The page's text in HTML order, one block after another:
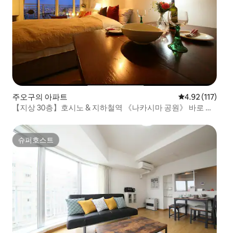
주오구의 아파트 평점 4.92점(5
4.92 (117)
【지상 30층】호시노 & 지하철역 《나카시마 공원》 바로 옆
슈퍼호스트
슈퍼호스트